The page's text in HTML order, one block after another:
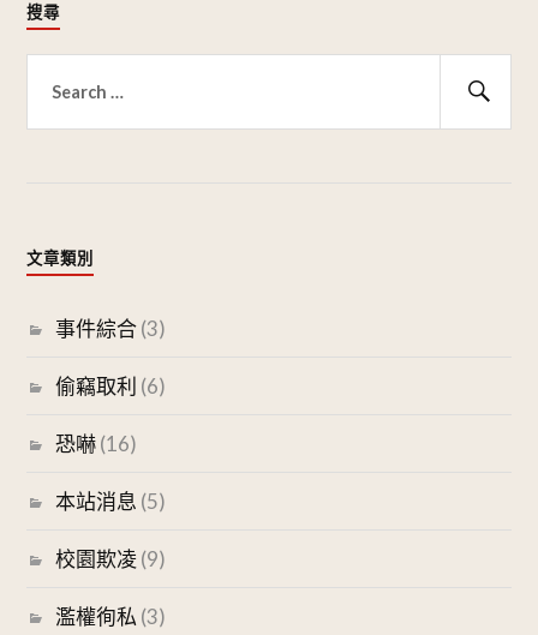
搜尋
關
文章類別
事件綜合(3)
偷竊取利 (6)
恐嚇(16)
本站消息 (5)
校園欺凌(9)
濫權徇私 (3)